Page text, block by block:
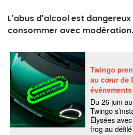
L'abus d'alcool est
consommer avec modération.